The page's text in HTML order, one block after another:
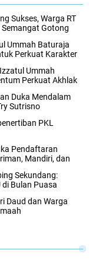
Sukses, Warga RT
Gotong
Ummah Baturaja
Perkuat Karakter
Ummah
Perkuat Akhlak
Duka Mendalam
Sutrisno
PKL
Pendaftaran
Mandiri, dan
Sekundang:
Bulan Puasa
Daud dan Warga